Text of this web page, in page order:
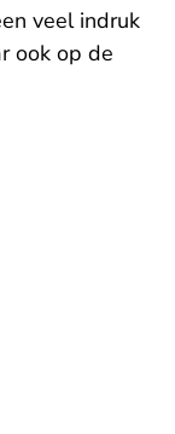
veel indruk
ook op de